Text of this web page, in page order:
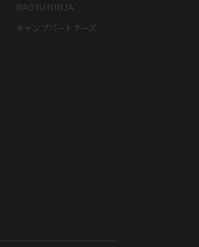
WAGYU NINJA
キャンプパートナーズ